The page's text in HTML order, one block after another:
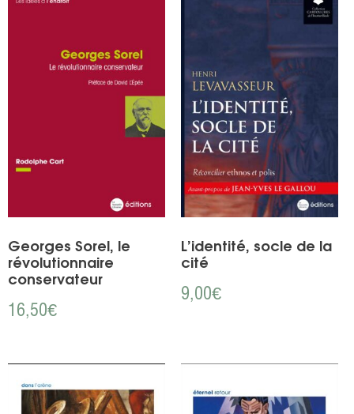
Georges Sorel, le
révolutionnaire
conservateur
16,50€
L’identité, socle de la
cité
9,00€